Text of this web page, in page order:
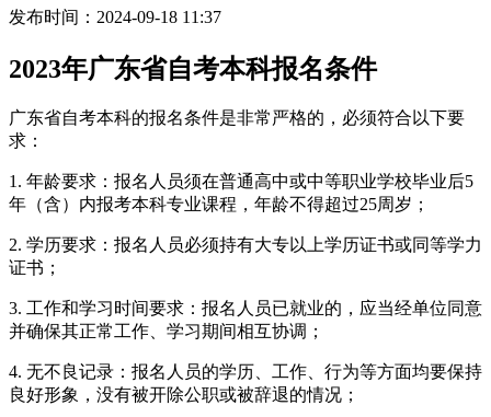
发布时间：2024-09-18 11:37
2023年广东省自考本科报名条件
广东省自考本科的报名条件是非常严格的，必须符合以下要
求：
1. 年龄要求：报名人员须在普通高中或中等职业学校毕业后5
年（含）内报考本科专业课程，年龄不得超过25周岁；
2. 学历要求：报名人员必须持有大专以上学历证书或同等学力
证书；
3. 工作和学习时间要求：报名人员已就业的，应当经单位同意
并确保其正常工作、学习期间相互协调；
4. 无不良记录：报名人员的学历、工作、行为等方面均要保持
良好形象，没有被开除公职或被辞退的情况；